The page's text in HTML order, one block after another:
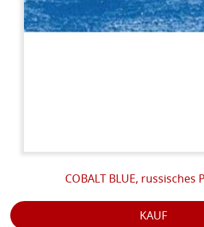
COBALT BLUE, russisches
KAUF